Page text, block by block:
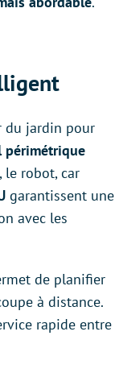
du jardin pour
le robot, car
garantissent une
avec les
de planifier
à distance.
rapide entre